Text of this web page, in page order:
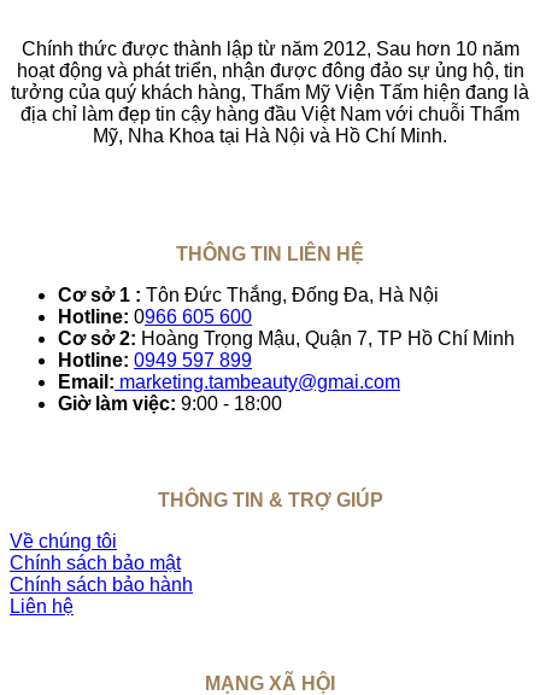
Chính thức được thành lập từ năm 2012, Sau hơn 10 năm
hoạt động và phát triển, nhận được đông đảo sự ủng hộ, tin
tưởng của quý khách hàng, Thẩm Mỹ Viện Tấm hiện đang là
địa chỉ làm đẹp tin cậy hàng đầu Việt Nam với chuỗi Thẩm
Mỹ, Nha Khoa tại Hà Nội và Hồ Chí Minh.
THÔNG TIN LIÊN HỆ
Cơ sở 1 : Tôn Đức Thắng, Đống Đa, Hà Nội
Hotline: 0966 605 600
Cơ sở 2: Hoàng Trọng Mậu, Quận 7, TP Hồ Chí Minh
Hotline: 0949 597 899
Email: marketing.tambeauty@gmai.com
Giờ làm việc: 9:00 - 18:00
THÔNG TIN & TRỢ GIÚP
Về chúng tôi
Chính sách bảo mật
Chính sách bảo hành
Liên hệ
MẠNG XÃ HỘI